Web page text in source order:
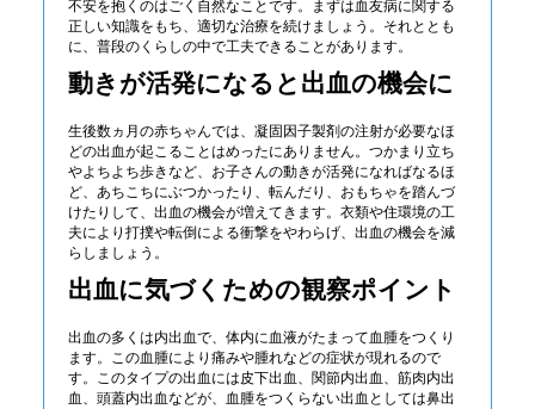
不安を抱くのはごく自然なことです。まずは血友病に関する
正しい知識をもち、適切な治療を続けましょう。それととも
に、普段のくらしの中で工夫できることがあります。
動きが活発になると出血の機会に
生後数ヵ月の赤ちゃんでは、凝固因子製剤の注射が必要なほ
どの出血が起こることはめったにありません。つかまり立ち
やよちよち歩きなど、お子さんの動きが活発になればなるほ
ど、あちこちにぶつかったり、転んだり、おもちゃを踏んづ
けたりして、出血の機会が増えてきます。衣類や住環境の工
夫により打撲や転倒による衝撃をやわらげ、出血の機会を減
らしましょう。
出血に気づくための観察ポイント
出血の多くは内出血で、体内に血液がたまって血腫をつくり
ます。この血腫により痛みや腫れなどの症状が現れるので
す。このタイプの出血には皮下出血、関節内出血、筋肉内出
血、頭蓋内出血などが、血腫をつくらない出血としては鼻出